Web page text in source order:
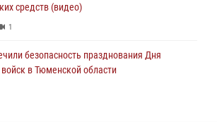
средств (видео)
1
безопасность празднования Дня
в Тюменской области